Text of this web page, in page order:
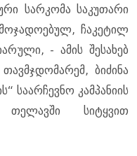
სარკომა საკუთარი
ჩაკეტილ
- ამის შესახებ
ბიძინა
საარჩევნო კამპანიის
თელავში სიტყვით